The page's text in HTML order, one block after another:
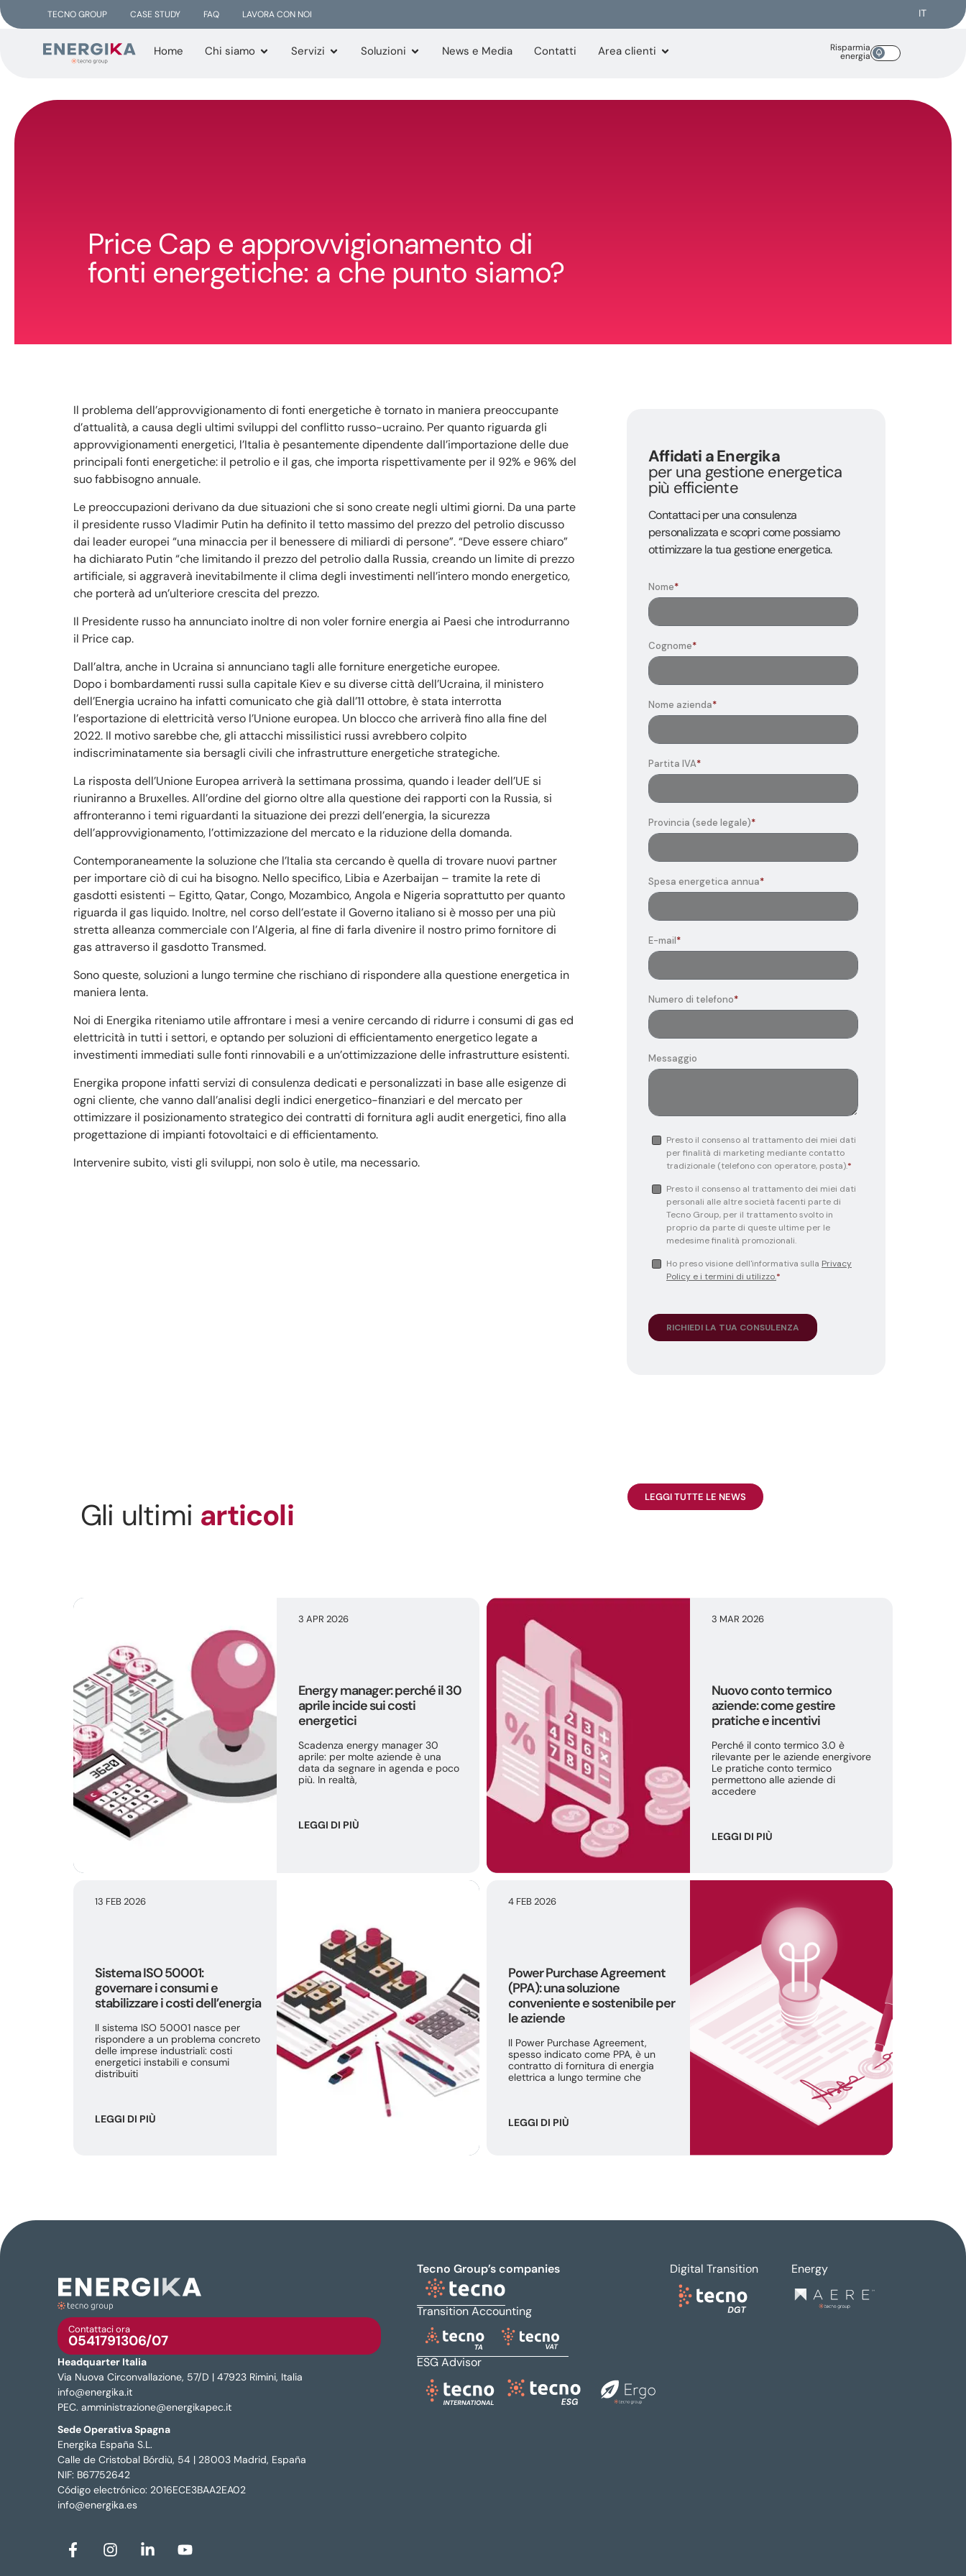
TECNO GROUP CASE STUDY FAQ LAVORA CON NOI IT
Home Chi siamo Servizi Soluzioni News e Media Contatti Area clienti Risparmia
energia
Price Cap e approvvigionamento di
fonti energetiche: a che punto siamo?
Il problema dell’approvvigionamento di fonti energetiche è tornato in maniera preoccupante
d’attualità, a causa degli ultimi sviluppi del conflitto russo-ucraino. Per quanto riguarda gli
approvvigionamenti energetici, l’Italia è pesantemente dipendente dall’importazione delle due
principali fonti energetiche: il petrolio e il gas, che importa rispettivamente per il 92% e 96% del
suo fabbisogno annuale.
Le preoccupazioni derivano da due situazioni che si sono create negli ultimi giorni. Da una parte
il presidente russo Vladimir Putin ha definito il tetto massimo del prezzo del petrolio discusso
dai leader europei “una minaccia per il benessere di miliardi di persone”. “Deve essere chiaro”
ha dichiarato Putin “che limitando il prezzo del petrolio dalla Russia, creando un limite di prezzo
artificiale, si aggraverà inevitabilmente il clima degli investimenti nell’intero mondo energetico,
che porterà ad un’ulteriore crescita del prezzo.
Il Presidente russo ha annunciato inoltre di non voler fornire energia ai Paesi che introdurranno
il Price cap.
Dall’altra, anche in Ucraina si annunciano tagli alle forniture energetiche europee.
Dopo i bombardamenti russi sulla capitale Kiev e su diverse città dell’Ucraina, il ministero
dell’Energia ucraino ha infatti comunicato che già dall’11 ottobre, è stata interrotta
l’esportazione di elettricità verso l’Unione europea. Un blocco che arriverà fino alla fine del
2022. Il motivo sarebbe che, gli attacchi missilistici russi avrebbero colpito
indiscriminatamente sia bersagli civili che infrastrutture energetiche strategiche.
La risposta dell’Unione Europea arriverà la settimana prossima, quando i leader dell’UE si
riuniranno a Bruxelles. All’ordine del giorno oltre alla questione dei rapporti con la Russia, si
affronteranno i temi riguardanti la situazione dei prezzi dell’energia, la sicurezza
dell’approvvigionamento, l’ottimizzazione del mercato e la riduzione della domanda.
Contemporaneamente la soluzione che l’Italia sta cercando è quella di trovare nuovi partner
per importare ciò di cui ha bisogno. Nello specifico, Libia e Azerbaijan – tramite la rete di
gasdotti esistenti – Egitto, Qatar, Congo, Mozambico, Angola e Nigeria soprattutto per quanto
riguarda il gas liquido. Inoltre, nel corso dell’estate il Governo italiano si è mosso per una più
stretta alleanza commerciale con l’Algeria, al fine di farla divenire il nostro primo fornitore di
gas attraverso il gasdotto Transmed.
Sono queste, soluzioni a lungo termine che rischiano di rispondere alla questione energetica in
maniera lenta.
Noi di Energika riteniamo utile affrontare i mesi a venire cercando di ridurre i consumi di gas ed
elettricità in tutti i settori, e optando per soluzioni di efficientamento energetico legate a
investimenti immediati sulle fonti rinnovabili e a un’ottimizzazione delle infrastrutture esistenti.
Energika propone infatti servizi di consulenza dedicati e personalizzati in base alle esigenze di
ogni cliente, che vanno dall’analisi degli indici energetico-finanziari e del mercato per
ottimizzare il posizionamento strategico dei contratti di fornitura agli audit energetici, fino alla
progettazione di impianti fotovoltaici e di efficientamento.
Intervenire subito, visti gli sviluppi, non solo è utile, ma necessario.
Affidati a Energika
per una gestione energetica
più efficiente
Contattaci per una consulenza
personalizzata e scopri come possiamo
ottimizzare la tua gestione energetica.
Gli ultimi articoli LEGGI TUTTE LE NEWS
3 APR 2026
Energy manager: perché il 30
aprile incide sui costi
energetici
Scadenza energy manager 30
aprile: per molte aziende è una
data da segnare in agenda e poco
più. In realtà,
LEGGI DI PIÙ
3 MAR 2026
Nuovo conto termico
aziende: come gestire
pratiche e incentivi
Perché il conto termico 3.0 è
rilevante per le aziende energivore
Le pratiche conto termico
permettono alle aziende di
accedere
LEGGI DI PIÙ
13 FEB 2026
Sistema ISO 50001:
governare i consumi e
stabilizzare i costi dell’energia
Il sistema ISO 50001 nasce per
rispondere a un problema concreto
delle imprese industriali: costi
energetici instabili e consumi
distribuiti
LEGGI DI PIÙ
4 FEB 2026
Power Purchase Agreement
(PPA): una soluzione
conveniente e sostenibile per
le aziende
Il Power Purchase Agreement,
spesso indicato come PPA, è un
contratto di fornitura di energia
elettrica a lungo termine che
LEGGI DI PIÙ
Contattaci ora
0541791306/07
Headquarter Italia
Via Nuova Circonvallazione, 57/D | 47923 Rimini, Italia
info@energika.it
PEC. amministrazione@energikapec.it
Sede Operativa Spagna
Energika España S.L.
Calle de Cristobal Bórdiù, 54 | 28003 Madrid, España
NIF: B67752642
Código electrónico: 2016ECE3BAA2EA02
info@energika.es
Tecno Group’s companies
Transition Accounting
ESG Advisor
Digital Transition Energy